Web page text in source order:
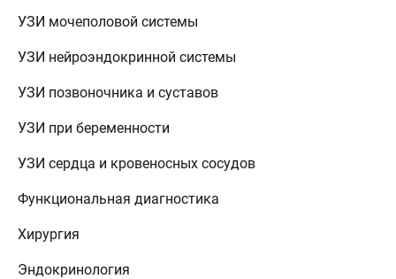
УЗИ мочеполовой системы
УЗИ нейроэндокринной системы
УЗИ позвоночника и суставов
УЗИ при беременности
УЗИ сердца и кровеносных сосудов
Функциональная диагностика
Хирургия
Эндокринология